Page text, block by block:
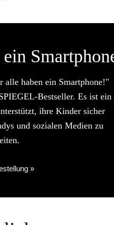
alle haben ein Smartphone!"
Bestseller. Es ist ein
ihre Kinder sicher
und sozialen Medien zu
»